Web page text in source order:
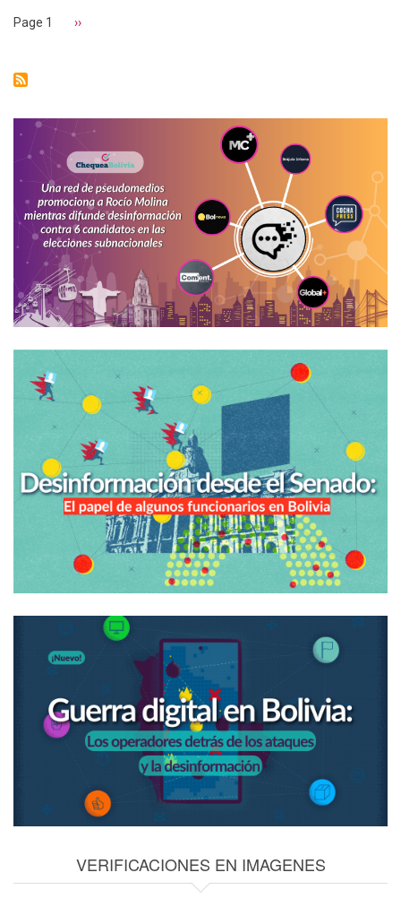
Page 1
Next
››
VERIFICACIONES EN IMAGENES